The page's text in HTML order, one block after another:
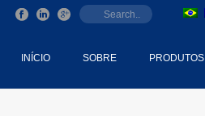
INÍCIO SOBRE PRODUTOS